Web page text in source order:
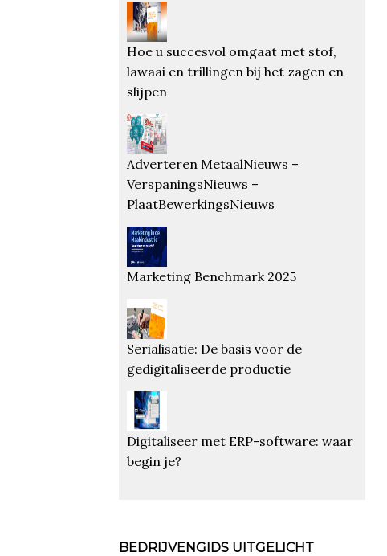
Hoe u succesvol omgaat met stof,
lawaai en trillingen bij het zagen en
slijpen
Adverteren MetaalNieuws –
VerspaningsNieuws –
PlaatBewerkingsNieuws
Marketing Benchmark 2025
Serialisatie: De basis voor de
gedigitaliseerde productie
Digitaliseer met ERP-software: waar
begin je?
BEDRIJVENGIDS UITGELICHT